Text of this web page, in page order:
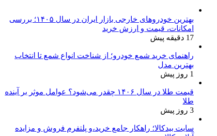
بهترین خودروهای خارجی بازار ایران در سال ۱۴۰۵؛ بررسی
امکانات، قیمت و ارزش خرید
17 دقیقه پیش
راهنمای خرید شمع خودرو؛ از شناخت انواع شمع تا انتخاب
بهترین مدل
1 روز پیش
قیمت طلا در سال ۱۴۰۶ چقدر می‌شود؟ عوامل موثر بر آینده
طلا
3 روز پیش
سایت بیدکالا؛ راهکار جامع خرید،و پلتفرم فروش و مزایده